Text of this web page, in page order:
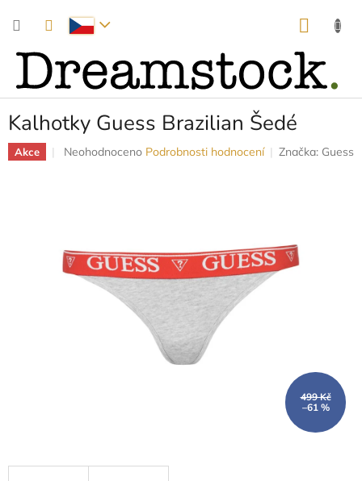
Kalhotky Guess Brazilian Šedé
Akce
Průměrné
hvězdiček.
Neohodnoceno Podrobnosti hodnocení Značka: Guess
499 Kč
–61 %